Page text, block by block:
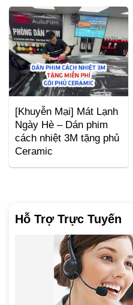
Hỗ Trợ Trực Tuyến
[Khuyễn Mại] Mát Lạnh
Ngày Hè – Dán phim
cách nhiệt 3M tặng phủ
Ceramic